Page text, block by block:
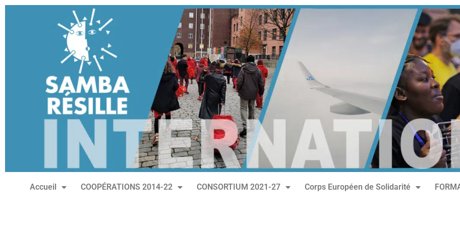
Accueil COOPÉRATIONS 2014-22 CONSORTIUM 2021-27 Corps Européen de Solidarité